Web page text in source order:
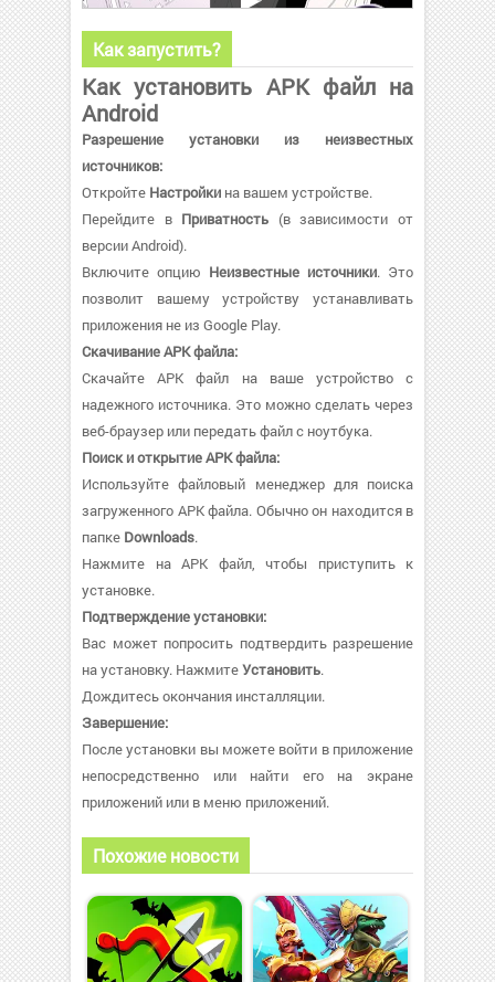
Как запустить?
Как установить APK файл на
Android
Разрешение установки из неизвестных
источников:
Откройте Настройки на вашем устройстве.
Перейдите в Приватность (в зависимости от
версии Android).
Включите опцию Неизвестные источники. Это
позволит вашему устройству устанавливать
приложения не из Google Play.
Скачивание APK файла:
Скачайте APK файл на ваше устройство с
надежного источника. Это можно сделать через
веб-браузер или передать файл с ноутбука.
Поиск и открытие APK файла:
Используйте файловый менеджер для поиска
загруженного APK файла. Обычно он находится в
папке Downloads.
Нажмите на APK файл, чтобы приступить к
установке.
Подтверждение установки:
Вас может попросить подтвердить разрешение
на установку. НажмитеУстановить.
Дождитесь окончания инсталляции.
Завершение:
После установки вы можете войти в приложение
непосредственно или найти его на экране
приложений или в меню приложений.
Похожие новости